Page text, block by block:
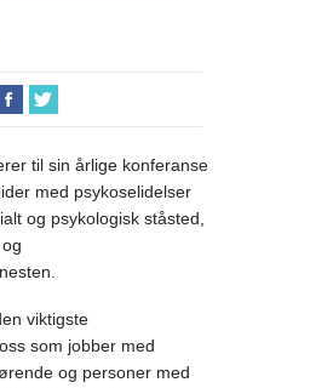
til sin årlige konferanse
med psykoselidelser
og psykologisk ståsted,
viktigste
som jobber med
og personer med